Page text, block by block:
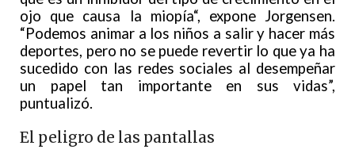
ojo que causa la miopía“, expone Jorgensen.
“Podemos animar a los niños a salir y hacer más
deportes, pero no se puede revertir lo que ya ha
sucedido con las redes sociales al desempeñar
un papel tan importante en sus vidas”,
puntualizó.
El peligro de las pantallas